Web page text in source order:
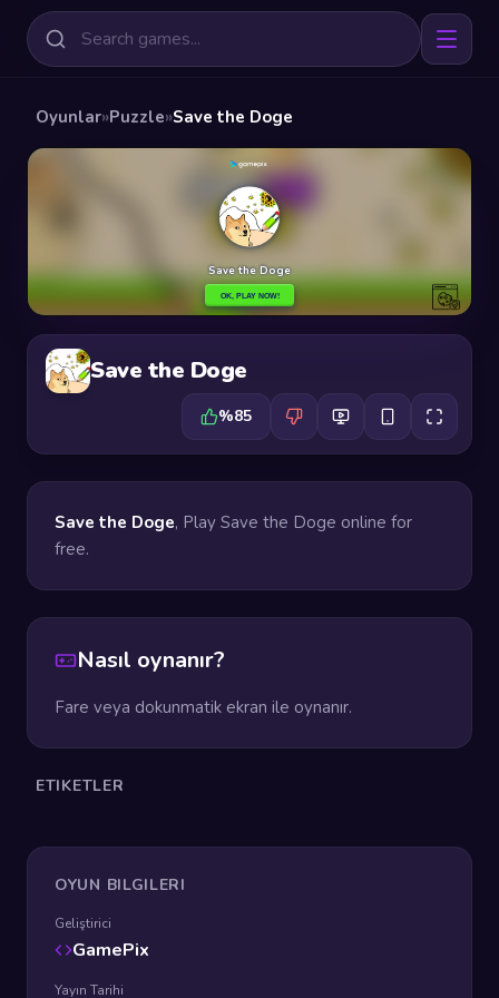
Oyunlar»Puzzle»Save the Doge
Save the Doge
%85
Save the Doge, Play Save the Doge online for
free.
Nasıl oynanır?
Fare veya dokunmatik ekran ile oynanır.
ETIKETLER
OYUN BILGILERI
Geliştirici
GamePix
Yayın Tarihi